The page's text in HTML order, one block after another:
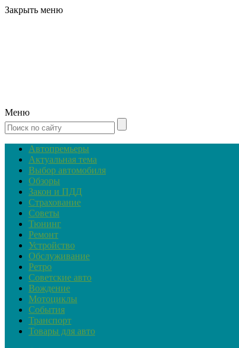
Закрыть меню
Меню
Автопремьеры
Актуальная тема
Выбор автомобиля
Обзоры
Закон и ПДД
Страхование
Советы
Тюнинг
Ремонт
Устройство
Обслуживание
Ретро
Советские авто
Вождение
Мотоциклы
События
Транспорт
Товары для авто